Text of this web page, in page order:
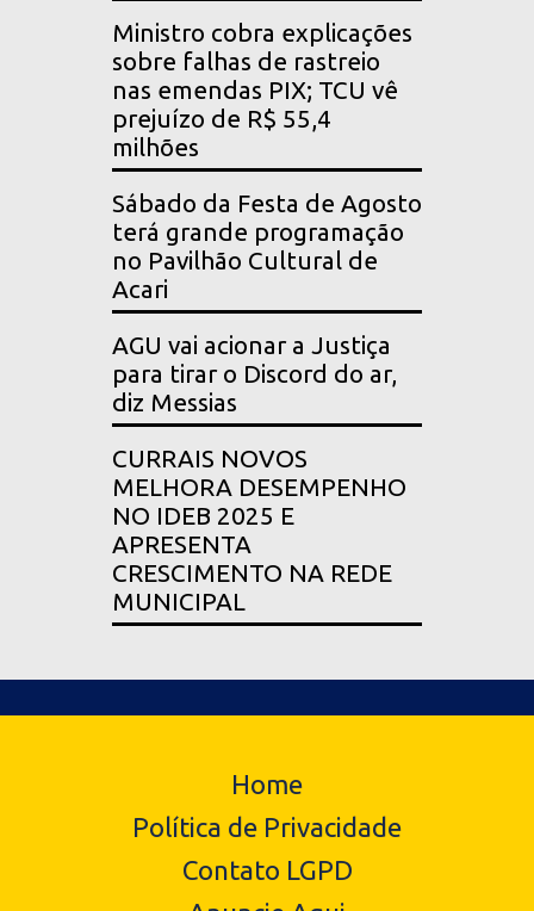
Ministro cobra explicações
sobre falhas de rastreio
nas emendas PIX; TCU vê
prejuízo de R$ 55,4
milhões
Sábado da Festa de Agosto
terá grande programação
no Pavilhão Cultural de
Acari
AGU vai acionar a Justiça
para tirar o Discord do ar,
diz Messias
CURRAIS NOVOS
MELHORA DESEMPENHO
NO IDEB 2025 E
APRESENTA
CRESCIMENTO NA REDE
MUNICIPAL
Home
Política de Privacidade
Contato LGPD